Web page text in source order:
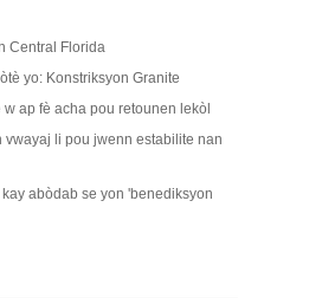
Central Florida
yo: Konstriksyon Granite
ap fè acha pou retounen lekòl
vwayaj li pou jwenn estabilite nan
abòdab se yon 'benediksyon